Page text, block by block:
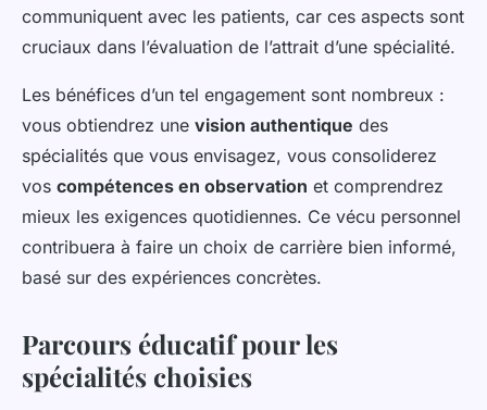
communiquent avec les patients, car ces aspects sont
cruciaux dans l’évaluation de l’attrait d’une spécialité.
Les bénéfices d’un tel engagement sont nombreux :
vous obtiendrez une vision authentique des
spécialités que vous envisagez, vous consoliderez
vos compétences en observation et comprendrez
mieux les exigences quotidiennes. Ce vécu personnel
contribuera à faire un choix de carrière bien informé,
basé sur des expériences concrètes.
Parcours éducatif pour les
spécialités choisies